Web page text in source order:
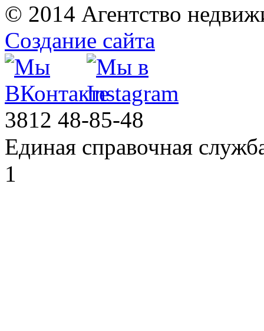
© 2014 Агентство
Создание сайта
3812 48-85-48
Единая справочная
1